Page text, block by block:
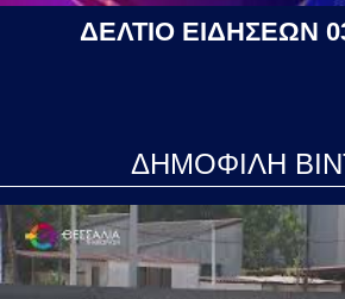
ΔΕΛΤΙΟ ΕΙΔΗΣΕΩΝ
ΔΗΜΟΦΙΛΗ